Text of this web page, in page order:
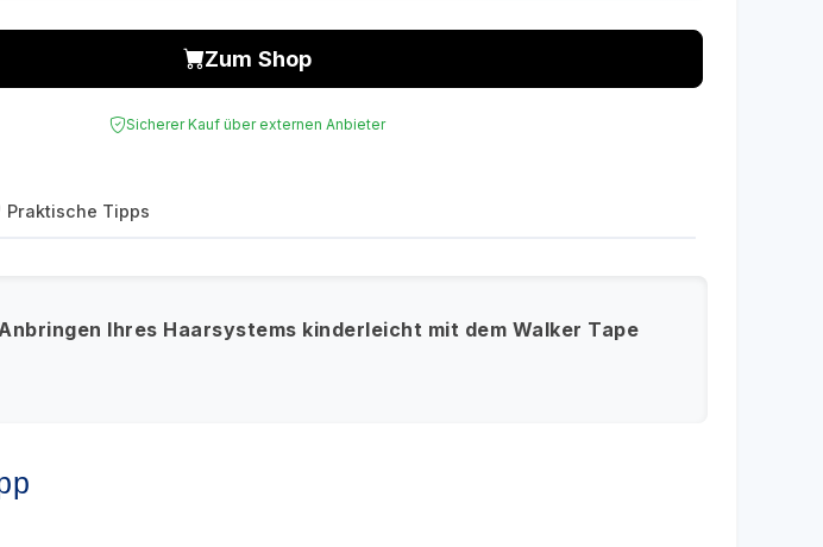
Zum Shop
Sicherer Kauf über externen Anbieter
Praktische Tipps
Ihres Haarsystems kinderleicht mit dem Walker Tape